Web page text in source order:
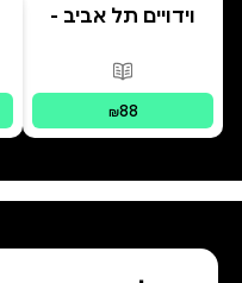
וידויים תל אביב -
פורמטים זמינים
₪88